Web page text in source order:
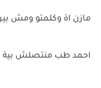
مازن اة وكلمتو ومش
احمد طب منتصلش بية